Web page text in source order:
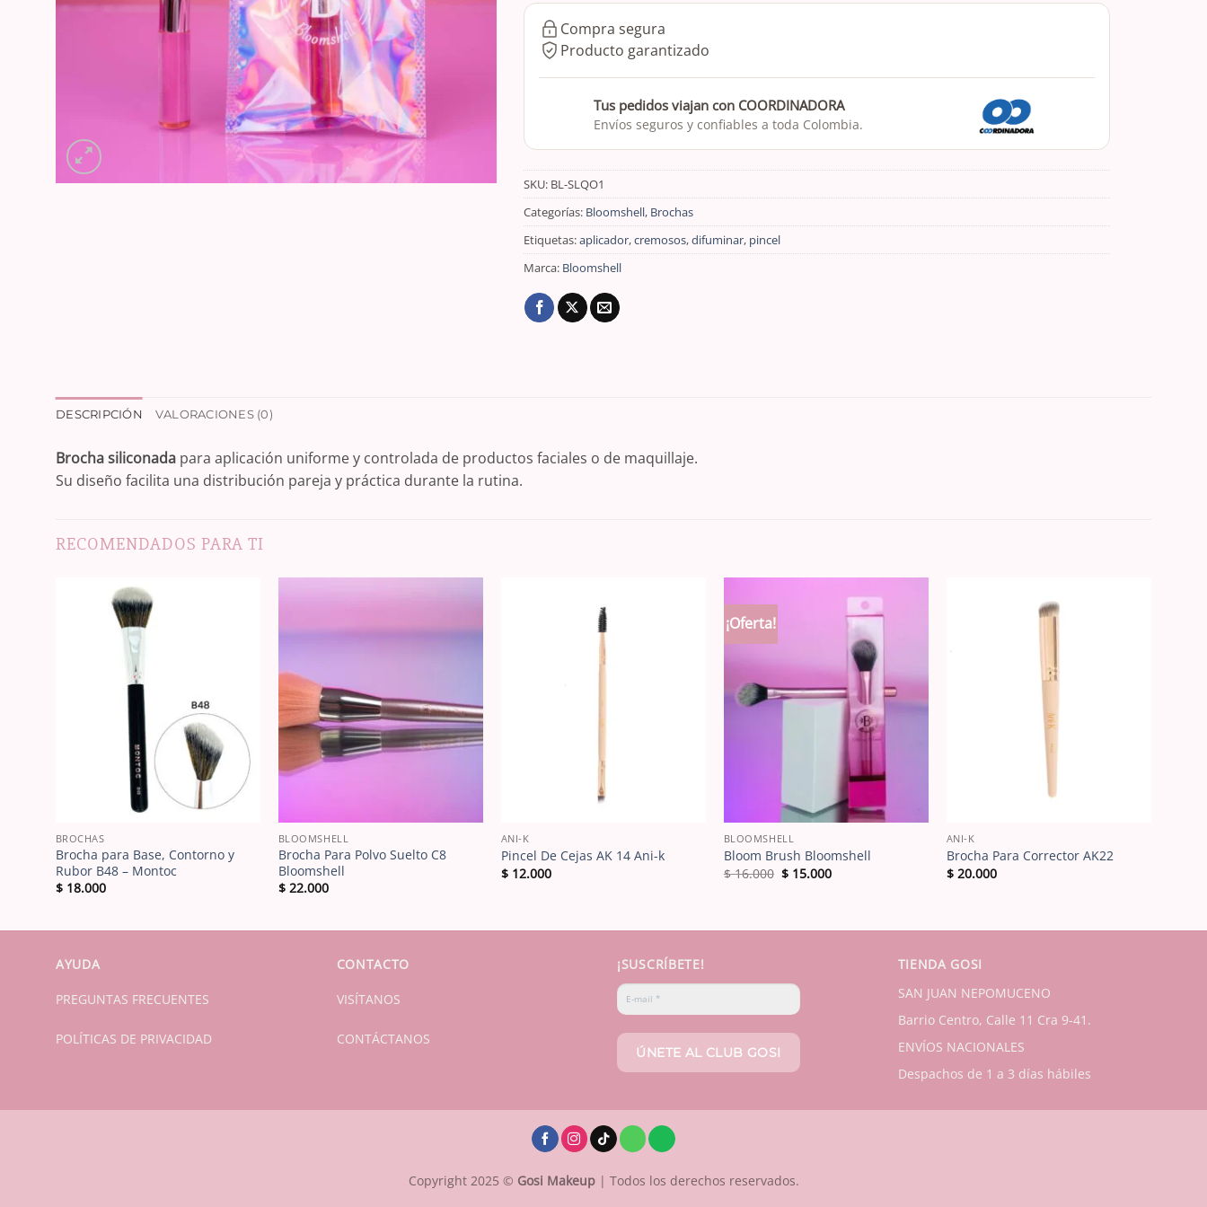
Compra segura
Producto garantizado
Tus pedidos viajan con COORDINADORA
Envíos seguros y confiables a toda Colombia.
SKU: BL-SLQO1
Categorías: Bloomshell, Brochas
Etiquetas:aplicador,cremosos,difuminar, pincel
Marca: Bloomshell
DESCRIPCIÓN VALORACIONES (0)
Brocha siliconada para aplicación uniforme y controlada de productos faciales o de maquillaje.
Su diseño facilita una distribución pareja y práctica durante la rutina.
RECOMENDADOS PARA TI
BROCHAS
Brocha para Base, Contorno y
Rubor B48 – Montoc
$18.000
BLOOMSHELL
Brocha Para Polvo Suelto C8
Bloomshell
$22.000
ANI-K
Pincel De Cejas AK 14 Ani-k
$12.000
¡Oferta!
BLOOMSHELL
Bloom Brush Bloomshell
$16.000 El
$ 15.000El
ANI-K
Brocha Para Corrector AK22
$20.000
AYUDA
PREGUNTAS FRECUENTES
POLÍTICAS DE PRIVACIDAD
CONTACTO
VISÍTANOS
CONTÁCTANOS
¡SUSCRÍBETE!
TIENDA GOSI
SAN JUAN NEPOMUCENO
Barrio Centro, Calle 11 Cra 9-41.
ENVÍOS NACIONALES
Despachos de 1 a 3 días hábiles
Copyright 2025 © Gosi Makeup | Todos los derechos reservados.